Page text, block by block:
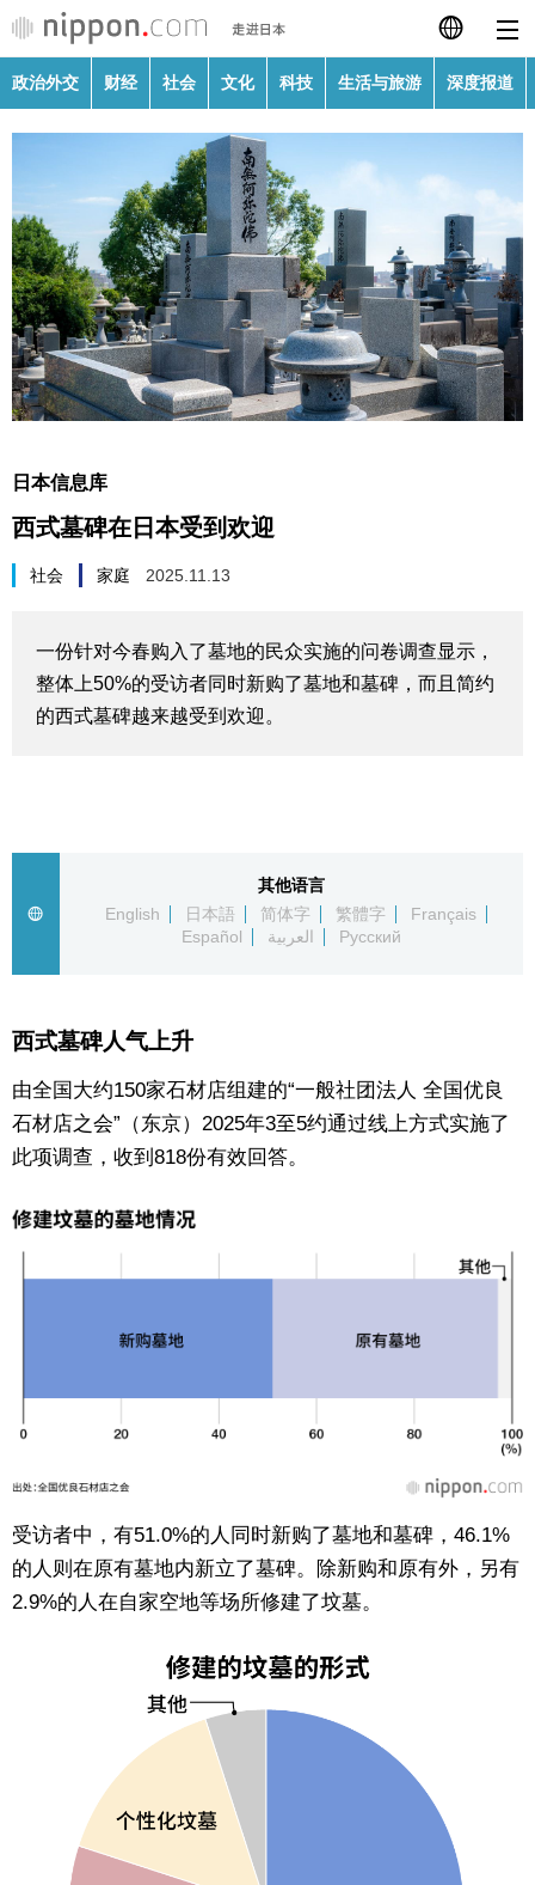
日本語
Français
Español
العربية
政治外交
财经
社会
生活与旅游
深度报道
视觉日本
日本信息库
日本一瞥
人物访谈
东京
政治外交 财经 社会 文化 科技 生活与旅游 深度报道
日本信息库
西式墓碑在日本受到欢迎
社会 家庭 2025.11.13
一份针对今春购入了墓地的民众实施的问卷调查显示，
整体上50%的受访者同时新购了墓地和墓碑，而且简约
的西式墓碑越来越受到欢迎。
其他语言
English
日本語 简体字 繁體字
Français
Español
العربية Русский
西式墓碑人气上升
由全国大约150家石材店组建的“一般社团法人 全国优良
石材店之会”（东京）2025年3至5约通过线上方式实施了
此项调查，收到818份有效回答。
受访者中，有51.0%的人同时新购了墓地和墓碑，46.1%
的人则在原有墓地内新立了墓碑。除新购和原有外，另有
2.9%的人在自家空地等场所修建了坟墓。